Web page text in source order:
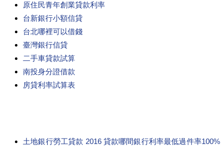
原住民青年創業貸款利率
台新銀行小額信貸
台北哪裡可以借錢
臺灣銀行信貸
二手車貸款試算
南投身分證借款
房貸利率試算表
土地銀行勞工貸款 2016 貸款哪間銀行利率最低過件率100%